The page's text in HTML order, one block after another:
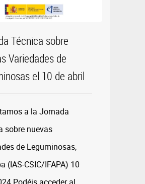
Técnica sobre
Variedades de
el 10 de abril
a la Jornada
sobre nuevas
de Leguminosas,
(IAS-CSIC/IFAPA) 10